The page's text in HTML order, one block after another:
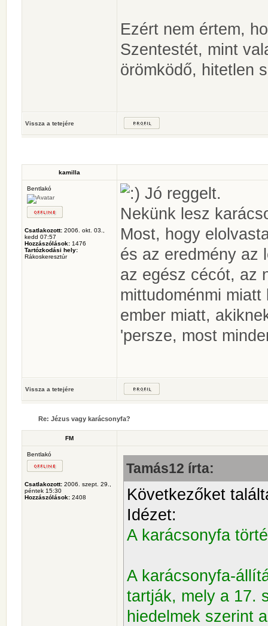
Ezért nem értem,
Szentestét, mint
örömködő, hitetlen
Vissza a tetejére
kamilla
Bentlakó
Csatlakozott: 2006. okt. 03.,
kedd 07:57
Hozzászólások: 1476
Tartózkodási hely:
Rákoskeresztúr
Jó reggelt.
Nekünk lesz
Most, hogy
és az eredmény az
az egész cécót, az
mittudoménmi
ember miatt,
'persze, most
Vissza a tetejére
Re: Jézus vagy karácsonyfa?
FM
Bentlakó
Csatlakozott: 2006. szept. 29.,
péntek 15:30
Hozzászólások: 2408
Tamás12 írta:
Következőket
Idézet:
A karácsonyfa
A karácsonyfa-
tartják, mely a 17.
hiedelmek szerint